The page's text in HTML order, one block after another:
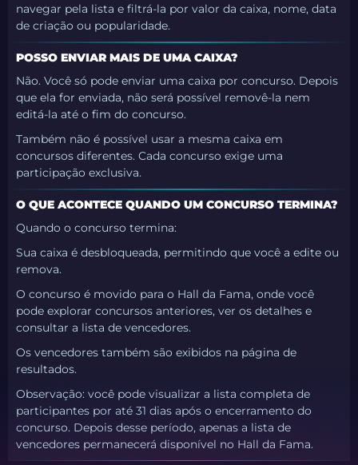
navegar pela lista e filtrá-la por valor da caixa, nome, data
de criação ou popularidade.
POSSO ENVIAR MAIS DE UMA CAIXA?
Não. Você só pode enviar uma caixa por concurso. Depois
que ela for enviada, não será possível removê-la nem
editá-la até o fim do concurso.
Também não é possível usar a mesma caixa em
concursos diferentes. Cada concurso exige uma
participação exclusiva.
O QUE ACONTECE QUANDO UM CONCURSO TERMINA?
Quando o concurso termina:
Sua caixa é desbloqueada, permitindo que você a edite ou
remova.
O concurso é movido para o Hall da Fama, onde você
pode explorar concursos anteriores, ver os detalhes e
consultar a lista de vencedores.
Os vencedores também são exibidos na página de
resultados.
Observação: você pode visualizar a lista completa de
participantes por até 31 dias após o encerramento do
concurso. Depois desse período, apenas a lista de
vencedores permanecerá disponível no Hall da Fama.